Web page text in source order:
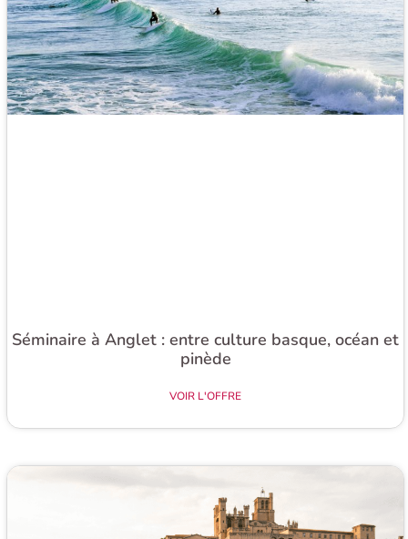
Séminaire à Anglet : entre culture basque, océan et
pinède​
VOIR L'OFFRE